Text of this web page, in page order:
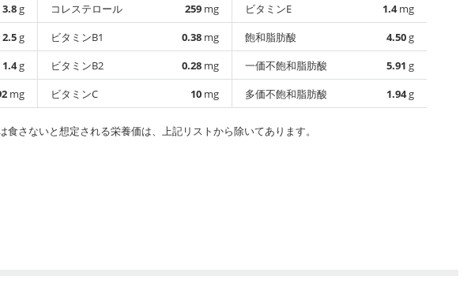
3.8g
2.5g
1.4g
mg
コレステロール
259 mg
ビタミンB1
0.38 mg
ビタミンB2
0.28 mg
ビタミンC
10 mg
ビタミンE
1.4mg
飽和脂肪酸
4.50g
一価不飽和脂肪酸
5.91 g
多価不飽和脂肪酸
1.94g
さないと想定される栄養価は、上記リストから除いてあります。